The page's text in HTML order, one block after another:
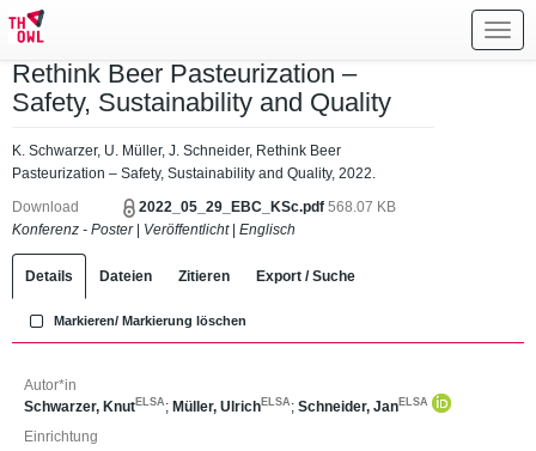
Rethink Beer Pasteurization –
Safety, Sustainability and Quality
K. Schwarzer, U. Müller, J. Schneider, Rethink Beer
Pasteurization – Safety, Sustainability and Quality, 2022.
Download 2022_05_29_EBC_KSc.pdf 568.07 KB
Konferenz - Poster| Veröffentlicht| Englisch
Details Dateien Zitieren Export / Suche
Markieren/ Markierung löschen
Autor*in
Schwarzer, Knut ELSA ; Müller, Ulrich ELSA ; Schneider, Jan ELSA
Einrichtung